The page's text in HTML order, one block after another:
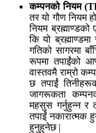
कम्पनको नियम (
तर यो गौण नियम
नियम
कि यो
गतिको सागरमा
रूपमा तपाईंको
वास्तवमै राम्रो
छ तपाईं
जागरूकता
महसुस गर्नुहुन्न र
तपाईं नकारात्मक
हुनुहुनेछ |